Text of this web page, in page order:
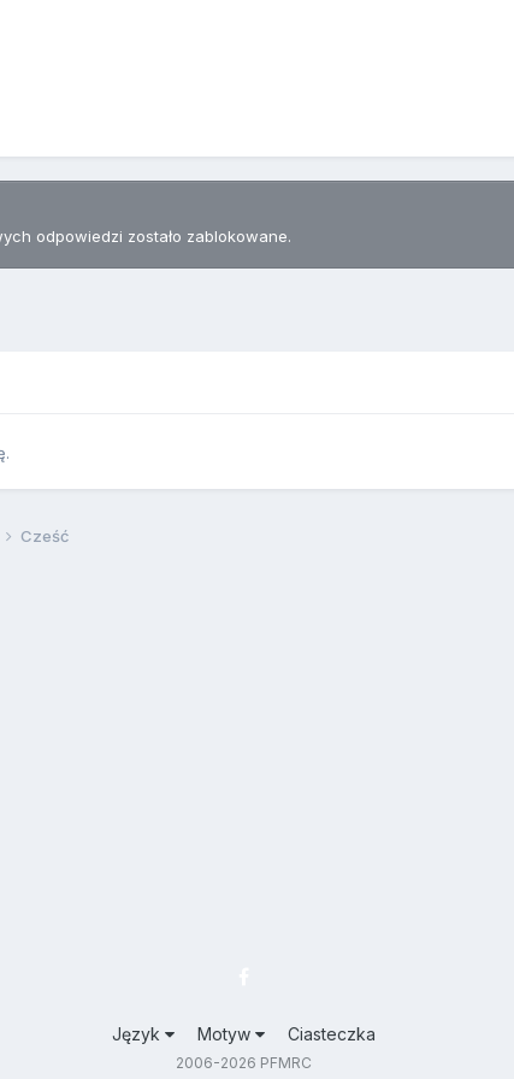
odpowiedzi zostało zablokowane.
Cześć
Język Motyw Ciasteczka
2006-2026 PFMRC